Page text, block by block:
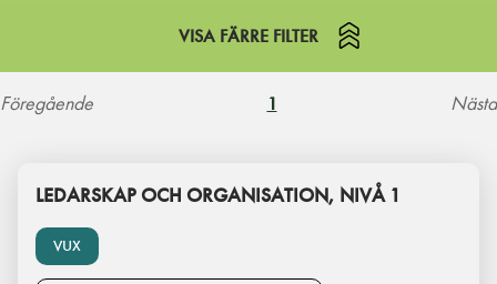
VISA FÄRRE FILTER
Föregående 1 Nästa
VUX
LEDARSKAP OCH ORGANISATION, NIVÅ 1